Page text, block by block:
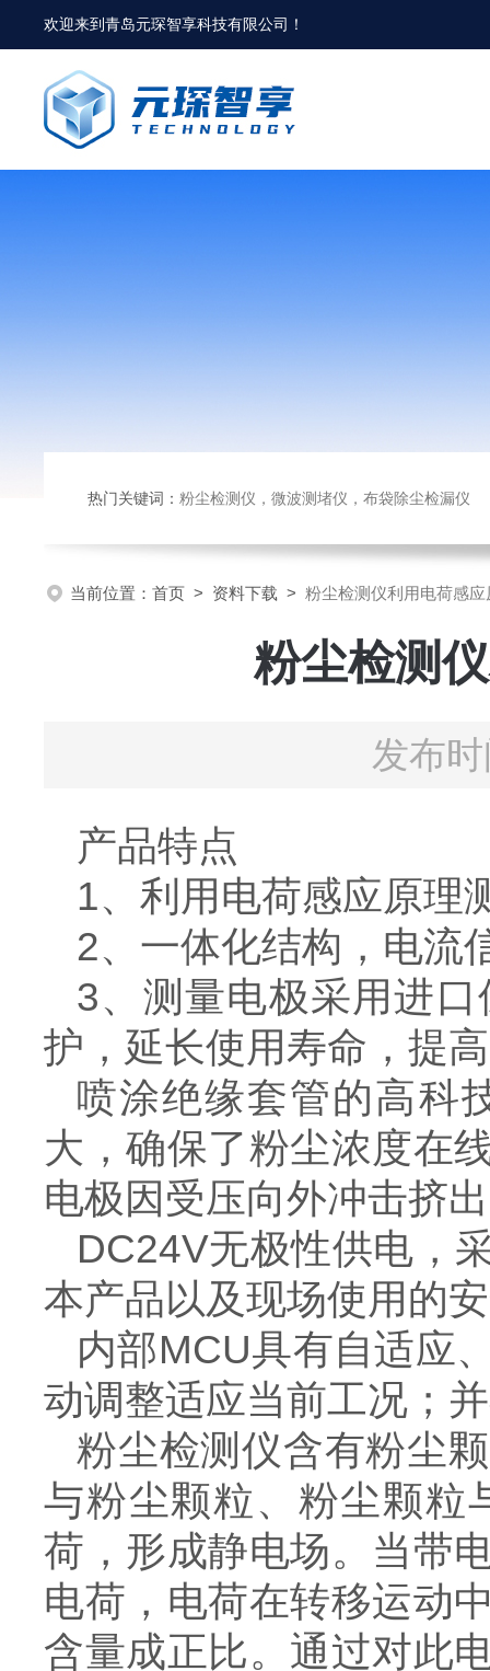
欢迎来到青岛元琛智享科技有限公司 ！
热门关键词： 粉尘检测仪，微波测堵仪，布袋除尘检漏仪
当前位置： 首页 > 资料下载 > 粉尘检测仪利用电荷感
粉尘检测
发布
产品特点
1、利用电荷感应原理
2、一体化结构，电流
3、测量电极采用进
护，延长使用寿命，提
喷涂绝缘套管的高科
大，确保了粉尘浓度在
电极因受压向外冲击挤
DC24V无极性供电，
本产品以及现场使用的
内部MCU具有自适应
动调整适应当前工况；
粉尘检测仪含有粉尘
与粉尘颗粒、粉尘颗粒
荷，形成静电场。当带
电荷，电荷在转移运动
含量成正比。通过对此